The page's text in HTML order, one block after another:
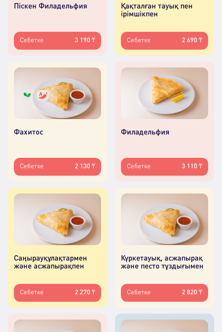
Піскен Филадельфия
Себетке 3 190 ₸
Қақталған тауық пен
ірімшікпен
Себетке 2 690 ₸
Фахитос
Себетке 2 130 ₸
Филадельфия
Себетке 3 110 ₸
Саңырауқұлақтармен
және асжапырақпен
Себетке 2 270 ₸
Күркетауық, асжапырақ
және песто тұздығымен
Себетке 2 820 ₸